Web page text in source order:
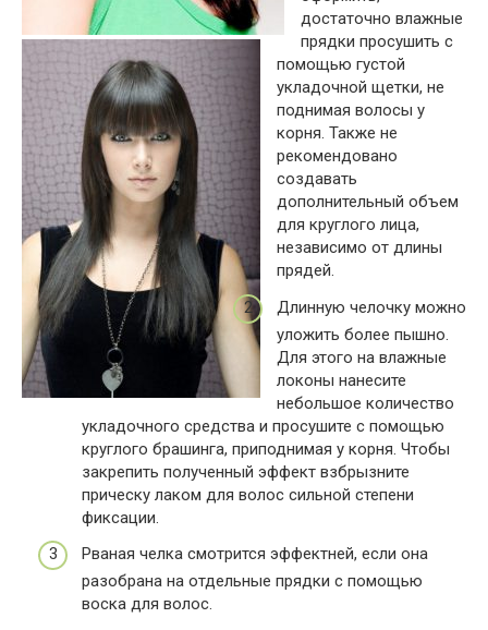
достаточно влажные
прядки просушить с
помощью густой
укладочной щетки, не
поднимая волосы у
корня. Также не
рекомендовано
создавать
дополнительный объем
для круглого лица,
независимо от длины
прядей.
Длинную челочку можно
уложить более пышно.
Для этого на влажные
локоны нанесите
небольшое количество
укладочного средства и просушите с помощью
круглого брашинга, приподнимая у корня. Чтобы
закрепить полученный эффект взбрызните
прическу лаком для волос сильной степени
фиксации.
Рваная челка смотрится эффектней, если она
разобрана на отдельные прядки с помощью
воска для волос.